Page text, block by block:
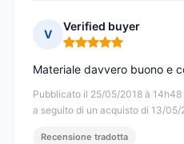
V
Verified buyer
Nota: 5 su 5
Pubblicato il 25/05/2018 à 14h48
a seguito di un acquisto di 13/05/
Materiale davvero buono e
Recensione tradotta